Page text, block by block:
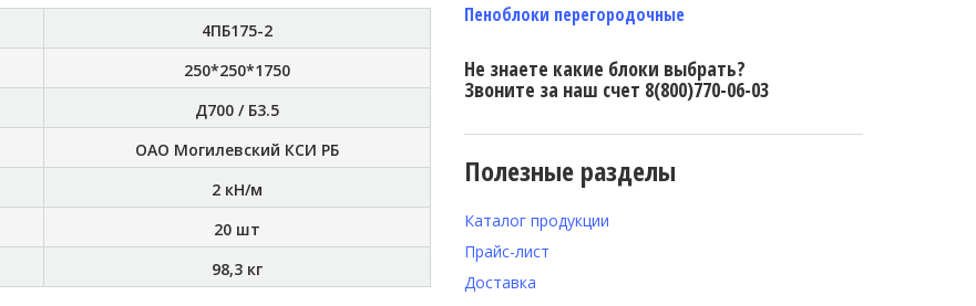
4ПБ175-2
250*250*1750
Д700 / Б3.5
ОАО Могилевский КСИ РБ
2 кН/м
20 шт
98,3 кг
Пеноблоки перегородочные
Не знаете какие блоки выбрать?
Звоните за наш счет 8(800)770-06-03
Полезные разделы
Каталог продукции
Прайс-лист
Доставка